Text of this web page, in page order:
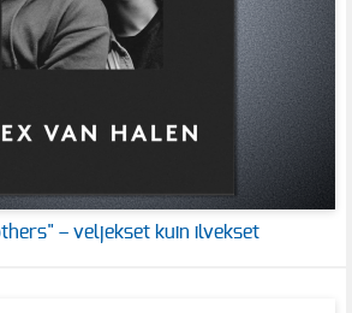
– veljekset kuin ilvekset